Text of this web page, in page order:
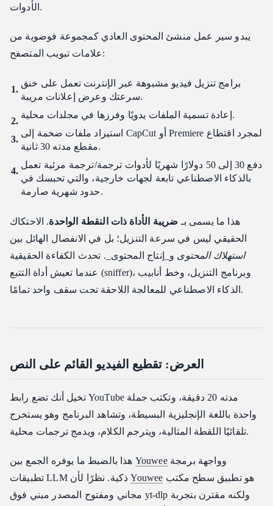
المكلفة
الأدوات.
يبدو سير عمل منشئ المحتوى العادي كمجموعة فوضوية من
علامات تبويب المتصفح:
برامج تنزيل فيديو مشبوهة عبر الإنترنت تعمل على خنق
سرعتك وعرض إعلانات مريبة.
إعادة تسمية الملفات يدويًا وفرزها في مجلدات محلية.
استيراد ملفات ضخمة إلى CapCut أو Premiere لمجرد اقتطاع
مقطع مدته 30 ثانية.
دفع 30 إلى 50 دولارًا شهريًا لأدوات ترجمة/ترجمة مرئية تعمل
بالذكاء الاصطناعي تابعة لجهات خارجية، والتي تحبسك في
حدود شهرية صارمة.
هذا ما يسمى بـ ضريبة الأداة ذات النقطة الواحدة. الاحتكاك
الحقيقي ليس في سرعة التنزيل؛ بل في الانفصال الهائل بين
استهلاك المحتوى و_إنتاج المحتوى_. تحدث الكفاءة الحقيقية
عندما تعيش أداة التتبع (sniffer)، وبرنامج التنزيل، وخط أنابيب
الذكاء الاصطناعي للمعالجة اللاحقة تحت سقف واحد تمامًا.
العرض: تقطيع الفيديو القائم على النص
تخيل أنك تضع رابط YouTube مدته 20 دقيقة، وتكتب جملة
واحدة باللغة الإنجليزية البسيطة، وتشاهد البرنامج وهو يستخرج
تلقائيًا اللقطة المثالية، ويترجم الكلام، ويدمج ترجمات محلية.
Youweeوواجهة برمجة
تطبيقات LLM ذكية. نظرًا لأنYouwee
مجاني ومفتوح المصدر مبني فوق yt-dlp ولكنه مقترن بتجربة